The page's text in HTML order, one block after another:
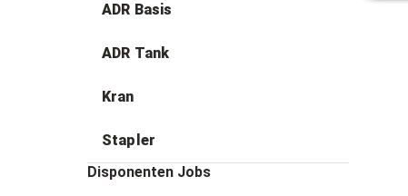
ADR Basis
ADR Tank
Kran
Stapler
Disponenten Jobs